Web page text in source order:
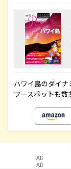
ハワイ島のダイ
ワースポットも数
AD
AD